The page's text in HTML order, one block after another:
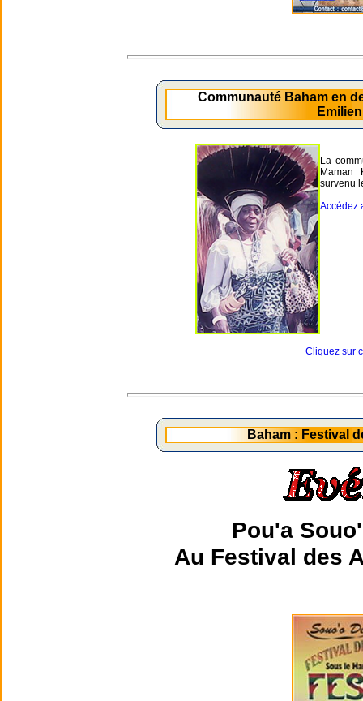
Communauté Baham en
La
Maman
survenu
Accédez
Cliquez sur
Baham : Festival
Pou'a
Au Festival des